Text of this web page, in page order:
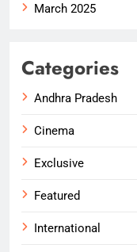
March 2025
Categories
Andhra Pradesh
Cinema
Exclusive
Featured
International